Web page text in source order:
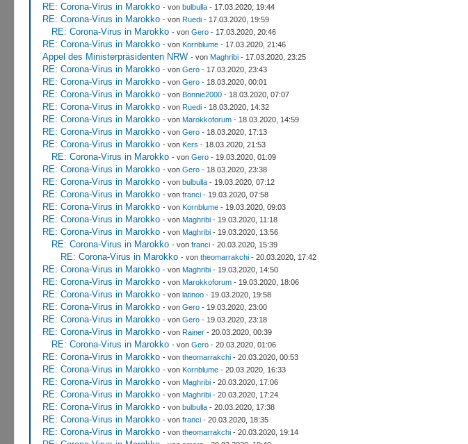
RE: Corona-Virus in Marokko - von bulbulla- 17.03.2020, 19:44
RE: Corona-Virus in Marokko - von Ruedi- 17.03.2020, 19:59
RE: Corona-Virus in Marokko - von Gero- 17.03.2020, 20:46
RE: Corona-Virus in Marokko - von Kornblume- 17.03.2020, 21:46
Appel des Ministerpräsidenten NRW - von Maghribi- 17.03.2020, 23:25
RE: Corona-Virus in Marokko - von Gero- 17.03.2020, 23:43
RE: Corona-Virus in Marokko - von Gero- 18.03.2020, 00:01
RE: Corona-Virus in Marokko - von Bonnie2000- 18.03.2020, 07:07
RE: Corona-Virus in Marokko - von Ruedi- 18.03.2020, 14:32
RE: Corona-Virus in Marokko - von Marokkoforum- 18.03.2020, 14:59
RE: Corona-Virus in Marokko - von Gero- 18.03.2020, 17:13
RE: Corona-Virus in Marokko - von Kers - 18.03.2020, 21:53
RE: Corona-Virus in Marokko - von Gero- 19.03.2020, 01:09
RE: Corona-Virus in Marokko - von Gero- 18.03.2020, 23:38
RE: Corona-Virus in Marokko - von bulbulla- 19.03.2020, 07:12
RE: Corona-Virus in Marokko - von franci- 19.03.2020, 07:58
RE: Corona-Virus in Marokko - von Kornblume- 19.03.2020, 09:03
RE: Corona-Virus in Marokko - von Maghribi- 19.03.2020, 11:18
RE: Corona-Virus in Marokko - von Maghribi- 19.03.2020, 13:56
RE: Corona-Virus in Marokko - von franci- 20.03.2020, 15:39
RE: Corona-Virus in Marokko - von theomarrakchi- 20.03.2020, 17:42
RE: Corona-Virus in Marokko - von Maghribi- 19.03.2020, 14:50
RE: Corona-Virus in Marokko - von Marokkoforum- 19.03.2020, 18:06
RE: Corona-Virus in Marokko - von latinoo- 19.03.2020, 19:58
RE: Corona-Virus in Marokko - von Gero- 19.03.2020, 23:00
RE: Corona-Virus in Marokko - von Gero- 19.03.2020, 23:18
RE: Corona-Virus in Marokko - von Rainer- 20.03.2020, 00:39
RE: Corona-Virus in Marokko - von Gero- 20.03.2020, 01:06
RE: Corona-Virus in Marokko - von theomarrakchi- 20.03.2020, 00:53
RE: Corona-Virus in Marokko - von Kornblume- 20.03.2020, 16:33
RE: Corona-Virus in Marokko - von Maghribi- 20.03.2020, 17:06
RE: Corona-Virus in Marokko - von Maghribi- 20.03.2020, 17:24
RE: Corona-Virus in Marokko - von bulbulla- 20.03.2020, 17:38
RE: Corona-Virus in Marokko - von franci- 20.03.2020, 18:35
RE: Corona-Virus in Marokko - von theomarrakchi- 20.03.2020, 19:14